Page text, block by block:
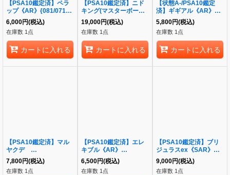
【PSA10鑑定済】ペラ
ップ《AR》{081/071}
[-]
6,000円(税込)
在庫数 1点
カートに入れる
【PSA10鑑定済】ニド
キング(マスターボール)
《R》{034/165}[-]
19,000円(税込)
在庫数 1点
カートに入れる
【状態A-/PSA10鑑定
済】ギギアル《AR》
{147/086}[-]
5,800円(税込)
在庫数 1点
カートに入れる
【PSA10鑑定済】マル
ヤクデ
VMAX《CSR》
{219/184}[-]
7,800円(税込)
在庫数 1点
【PSA10鑑定済】エレ
キブル《AR》
{180/172}[その他]
6,500円(税込)
在庫数 1点
【PSA10鑑定済】ブリ
ジュラスex《SAR》
{088/064}[-]
9,000円(税込)
在庫数 1点